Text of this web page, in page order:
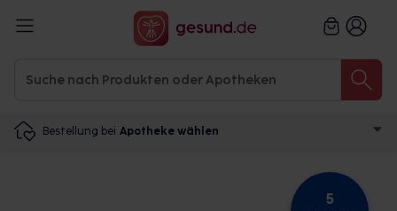
Bestellung bei Apotheke wählen
5